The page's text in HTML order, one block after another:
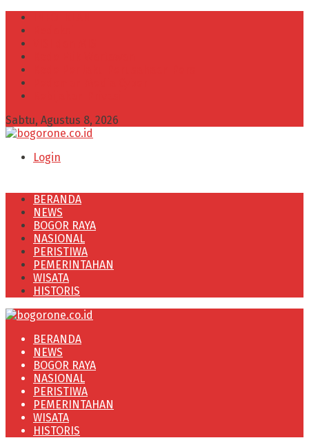
Sabtu, Agustus 8, 2026
Login
BERANDA
NEWS
BOGOR RAYA
NASIONAL
PERISTIWA
PEMERINTAHAN
WISATA
HISTORIS
BERANDA
NEWS
BOGOR RAYA
NASIONAL
PERISTIWA
PEMERINTAHAN
WISATA
HISTORIS